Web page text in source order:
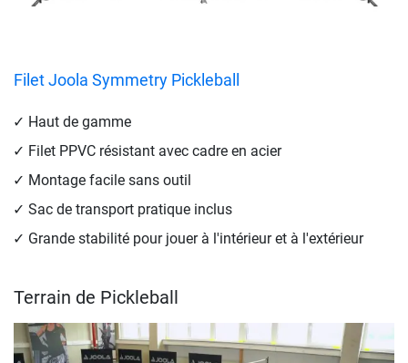
Filet Joola Symmetry Pickleball
Haut de gamme
Filet PPVC résistant avec cadre en acier
Montage facile sans outil
Sac de transport pratique inclus
Grande stabilité pour jouer à l'intérieur et à l'extérieur
Terrain de Pickleball